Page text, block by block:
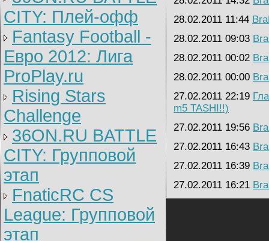
CITY: Плей-офф
Fantasy Football -
Евро 2012: Лига
ProPlay.ru
Rising Stars
Challenge
36ON.RU BATTLE
CITY: Групповой
этап
FnaticRC CS
League: Групповой
этап
28.02.2011 11:44
28.02.2011 09:03
28.02.2011 00:02
28.02.2011 00:00
27.02.2011 22:19
m5 TASHI!!)
27.02.2011 19:56
27.02.2011 16:43
27.02.2011 16:39
27.02.2011 16:21